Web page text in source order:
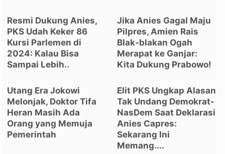
Resmi Dukung Anies,
PKS Udah Keker 86
Kursi Parlemen di
2024: Kalau Bisa
Sampai Lebih..
Jika Anies Gagal Maju
Pilpres, Amien Rais
Blak-blakan Ogah
Merapat ke Ganjar:
Kita Dukung Prabowo!
Utang Era Jokowi
Melonjak, Doktor Tifa
Heran Masih Ada
Orang yang Memuja
Pemerintah
Elit PKS Ungkap Alasan
Tak Undang Demokrat-
NasDem Saat Deklarasi
Anies Capres:
Sekarang Ini
Memang....